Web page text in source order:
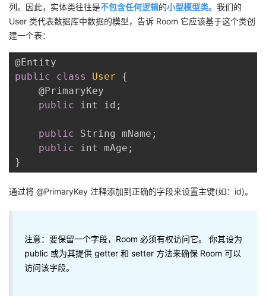
列。因此，实体类往往是不包含任何逻辑的小型模型类。我们的
User 类代表数据库中数据的模型，告诉 Room 它应该基于这个类创
建一个表：
public
class User
{
    @PrimaryKey
public int id ;
public String mName ;
public int mAge ;
}
通过将 @PrimaryKey 注释添加到正确的字段来设置主键(如：id)。
注意：要保留一个字段，Room 必须有权访问它。 你其设为
public 或为其提供 getter 和 setter 方法来确保 Room 可以
访问该字段。